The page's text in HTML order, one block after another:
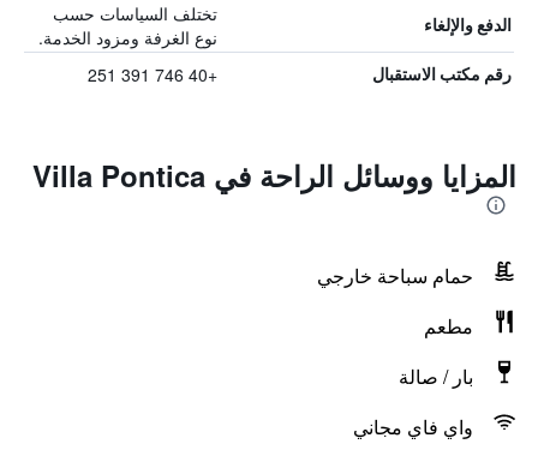
الدفع والإلغاء
تختلف السياسات حسب
نوع الغرفة ومزود الخدمة.
رقم مكتب الاستقبال +40 746 391 251
المزايا ووسائل الراحة في Villa Pontica
حمام سباحة خارجي
مطعم
بار / صالة
واي فاي مجاني